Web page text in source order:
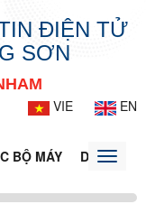
ĐIỆN TỬ
SƠN
VIE
EN
BỘ MÁY DOANH
Toggle